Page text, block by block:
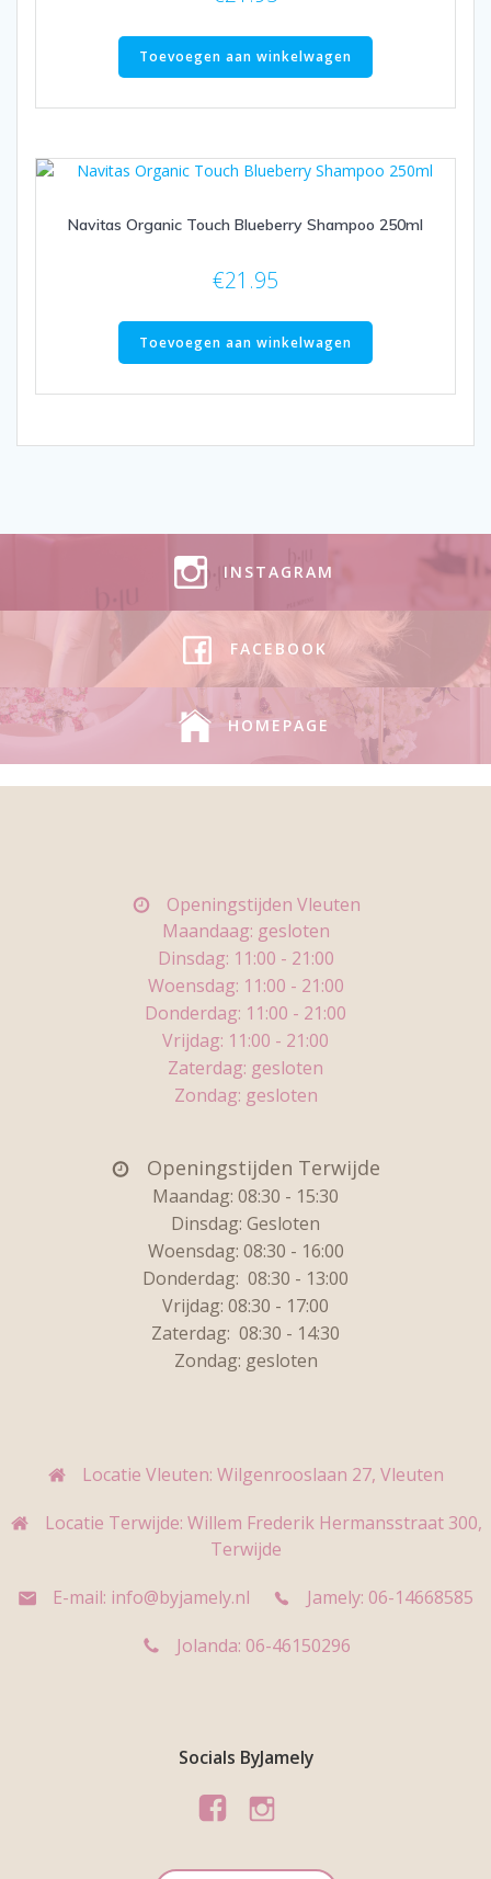
Toevoegen aan winkelwagen
Navitas Organic Touch Blueberry Shampoo 250ml
€21.95
Toevoegen aan winkelwagen
INSTAGRAM
FACEBOOK
HOMEPAGE
Openingstijden Vleuten
Maandaag: gesloten
Dinsdag: 11:00 - 21:00
Woensdag: 11:00 - 21:00
Donderdag: 11:00 - 21:00
Vrijdag: 11:00 - 21:00
Zaterdag: gesloten
Zondag: gesloten
Openingstijden Terwijde
Maandag: 08:30 - 15:30
Dinsdag: Gesloten
Woensdag: 08:30 - 16:00
Donderdag: 08:30 - 13:00
Vrijdag: 08:30 - 17:00
Zaterdag: 08:30 - 14:30
Zondag: gesloten
Locatie Vleuten: Wilgenrooslaan 27, Vleuten
Locatie Terwijde: Willem Frederik Hermansstraat 300,
Terwijde
E-mail: info@byjamely.nl
Jamely: 06-14668585
Jolanda: 06-46150296
Socials ByJamely